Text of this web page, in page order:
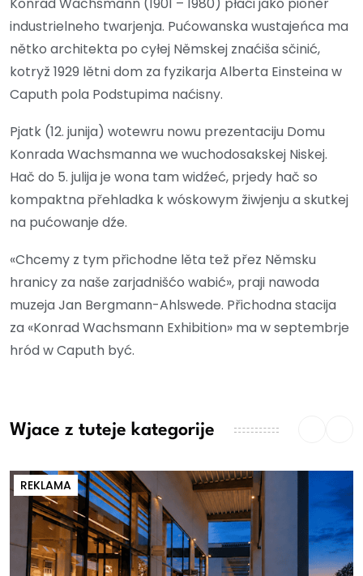
Konrad Wachsmann (1901 – 1980) płaći jako pioněr
industrielneho twarjenja. Pućowanska wustajeńca ma
nětko architekta po cyłej Němskej znaćiša sčinić,
kotryž 1929 lětni dom za fyzikarja Alberta Einsteina w
Caputh pola Podstupima naćisny.
Pjatk (12. junija) wotewru nowu prezentaciju Domu
Konrada Wachsmanna we wuchodosakskej Niskej.
Hač do 5. julija je wona tam widźeć, prjedy hač so
kompaktna přehladka k wóskowym žiwjenju a skutkej
na pućowanje dźe.
«Chcemy z tym přichodne lěta tež přez Němsku
hranicy za naše zarjadnišćo wabić», praji nawoda
muzeja Jan Bergmann-Ahlswede. Přichodna stacija
za «Konrad Wachsmann Exhibition» ma w septembrje
hród w Caputh być.
Wjace z tuteje kategorije
REKLAMA